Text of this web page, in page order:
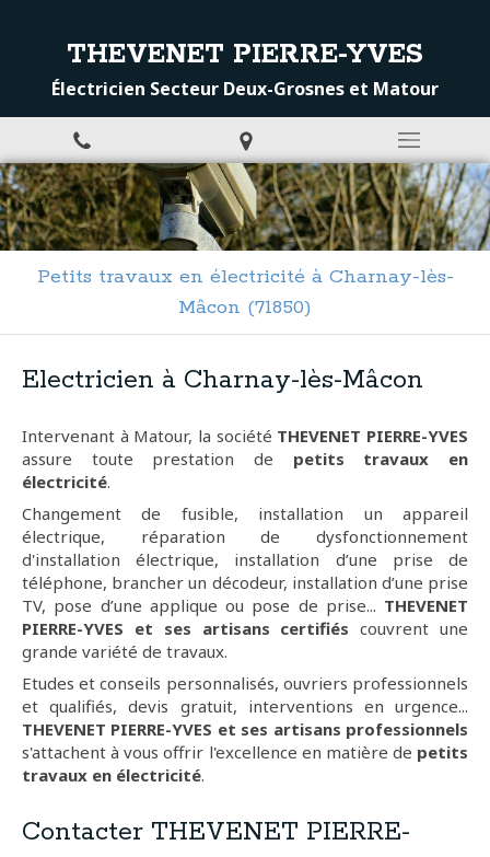
THEVENET PIERRE-YVES
Électricien Secteur Deux-Grosnes et Matour
Petits travaux en électricité à Charnay-lès-
Mâcon (71850)
Electricien à Charnay-lès-Mâcon
Intervenant à Matour, la société THEVENET PIERRE-YVES
assure toute prestation de petits travaux en
électricité.
Changement de fusible, installation un appareil
électrique, réparation de dysfonctionnement
d'installation électrique, installation d’une prise de
téléphone, brancher un décodeur, installation d’une prise
TV, pose d’une applique ou pose de prise... THEVENET
PIERRE-YVES et ses artisans certifiés couvrent une
grande variété de travaux.
Etudes et conseils personnalisés, ouvriers professionnels
et qualifiés, devis gratuit, interventions en urgence...
THEVENET PIERRE-YVES et ses artisans professionnels
s'attachent à vous offrir l'excellence en matière de petits
travaux en électricité.
Contacter THEVENET PIERRE-